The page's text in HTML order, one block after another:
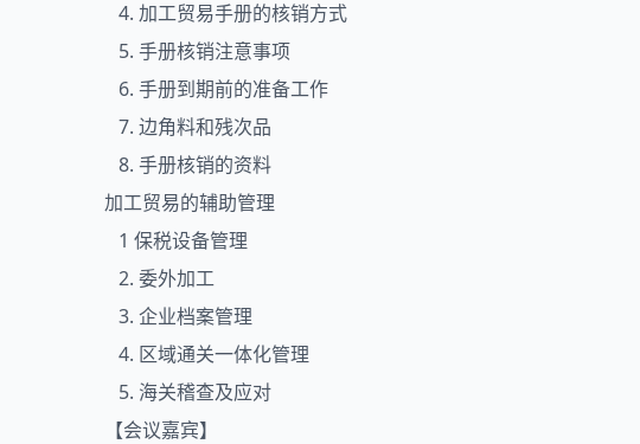
4. 加工贸易手册的核销方式
5. 手册核销注意事项
6. 手册到期前的准备工作
7. 边角料和残次品
8. 手册核销的资料
加工贸易的辅助管理
1 保税设备管理
2. 委外加工
3. 企业档案管理
4. 区域通关一体化管理
5. 海关稽查及应对
【会议嘉宾】